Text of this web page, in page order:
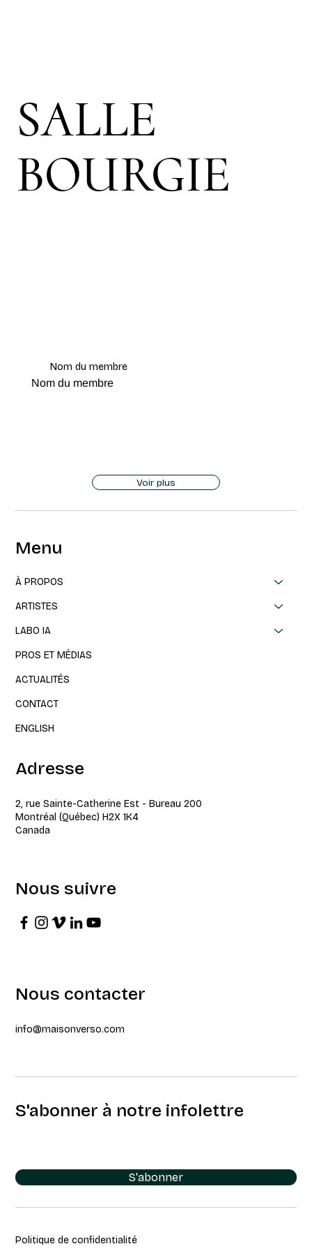
SALLE
BOURGIE
Nom du membre
Nom du membre
Voir plus
Menu
À PROPOS
ARTISTES
LABO IA
PROS ET MÉDIAS
ACTUALITÉS
CONTACT
ENGLISH
Adresse
2, rue Sainte-Catherine Est - Bureau 200
Montréal (Québec) H2X 1K4
Canada
Nous suivre
Nous contacter
info@maisonverso.com
S'abonner à notre infolettre
S'abonner
Politique de confidentialité